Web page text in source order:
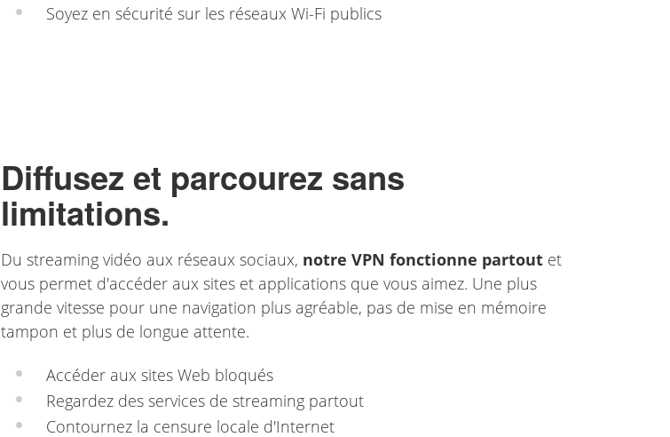
Soyez en sécurité sur les réseaux Wi-Fi publics
Diffusez et parcourez sans
limitations.
Du streaming vidéo aux réseaux sociaux, notre VPN fonctionne partout et
vous permet d'accéder aux sites et applications que vous aimez. Une plus
grande vitesse pour une navigation plus agréable, pas de mise en mémoire
tampon et plus de longue attente.
Accéder aux sites Web bloqués
Regardez des services de streaming partout
Contournez la censure locale d'Internet